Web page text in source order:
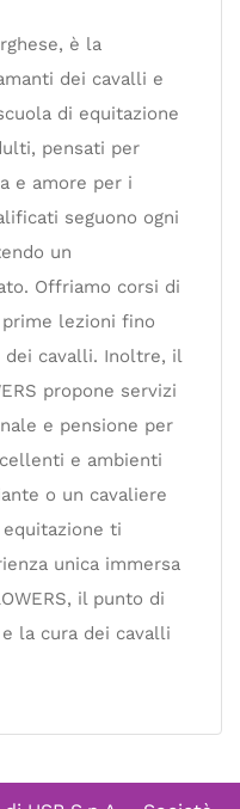
è la
dei cavalli e
di equitazione
pensati per
e amore per i
seguono ogni
un
Offriamo corsi di
lezioni fino
dei cavalli. Inoltre, il
propone servizi
e pensione per
e ambienti
o un cavaliere
ti
unica immersa
il punto di
la cura dei cavalli